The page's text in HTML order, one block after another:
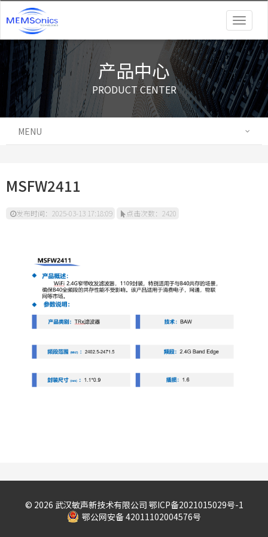
产品中心
PRODUCT CENTER
MENU
MSFW2411
发布时间：2025-03-13 17:18:09 点击次数：2420
©️ 2026 武汉敏声新技术有限公司 鄂ICP备2021015029号-1
鄂公网安备 42011102004576号